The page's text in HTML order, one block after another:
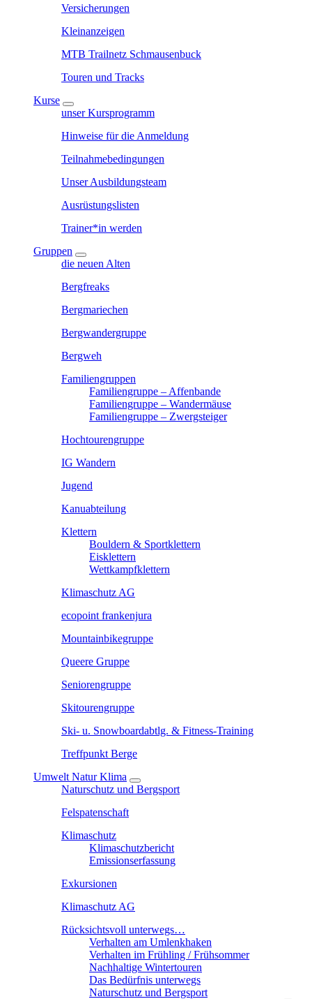
Versicherungen
Kleinanzeigen
MTB Trailnetz Schmausenbuck
Touren und Tracks
Kurse
unser Kursprogramm
Hinweise für die Anmeldung
Teilnahmebedingungen
Unser Ausbildungsteam
Ausrüstungslisten
Trainer*in werden
Gruppen
die neuen Alten
Bergfreaks
Bergmariechen
Bergwandergruppe
Bergweh
Familiengruppen
Familiengruppe – Affenbande
Familiengruppe – Wandermäuse
Familiengruppe – Zwergsteiger
Hochtourengruppe
IG Wandern
Jugend
Kanuabteilung
Klettern
Bouldern & Sportklettern
Eisklettern
Wettkampfklettern
Klimaschutz AG
ecopoint frankenjura
Mountainbikegruppe
Queere Gruppe
Seniorengruppe
Skitourengruppe
Ski- u. Snowboardabtlg. & Fitness-Training
Treffpunkt Berge
Umwelt Natur Klima
Naturschutz und Bergsport
Felspatenschaft
Klimaschutz
Klimaschutzbericht
Emissionserfassung
Exkursionen
Klimaschutz AG
Rücksichtsvoll unterwegs…
Verhalten am Umlenkhaken
Verhalten im Frühling / Frühsommer
Nachhaltige Wintertouren
Das Bedürfnis unterwegs
Naturschutz und Bergsport